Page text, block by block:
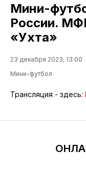
Мини-
России.
«Ухта»
23 декабря 2023, 13:00
Мини-футбол
Трансляция - здесь: